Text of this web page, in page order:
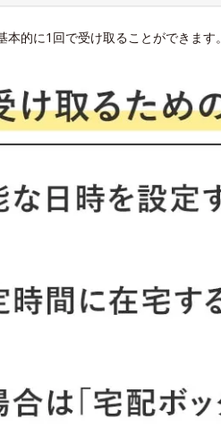
的に1回で受け取ることができます。